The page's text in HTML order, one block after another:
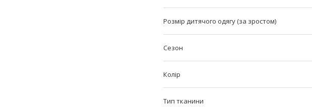
Розмір дитячого одягу (за зростом)
Сезон
Колір
Тип тканини